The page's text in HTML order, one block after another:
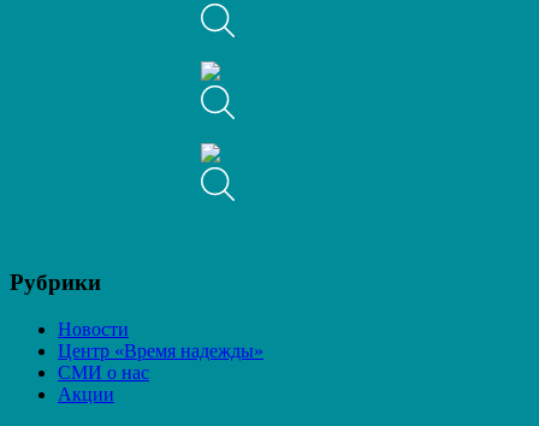
Рубрики
Новости
Центр «Время надежды»
СМИ о нас
Акции